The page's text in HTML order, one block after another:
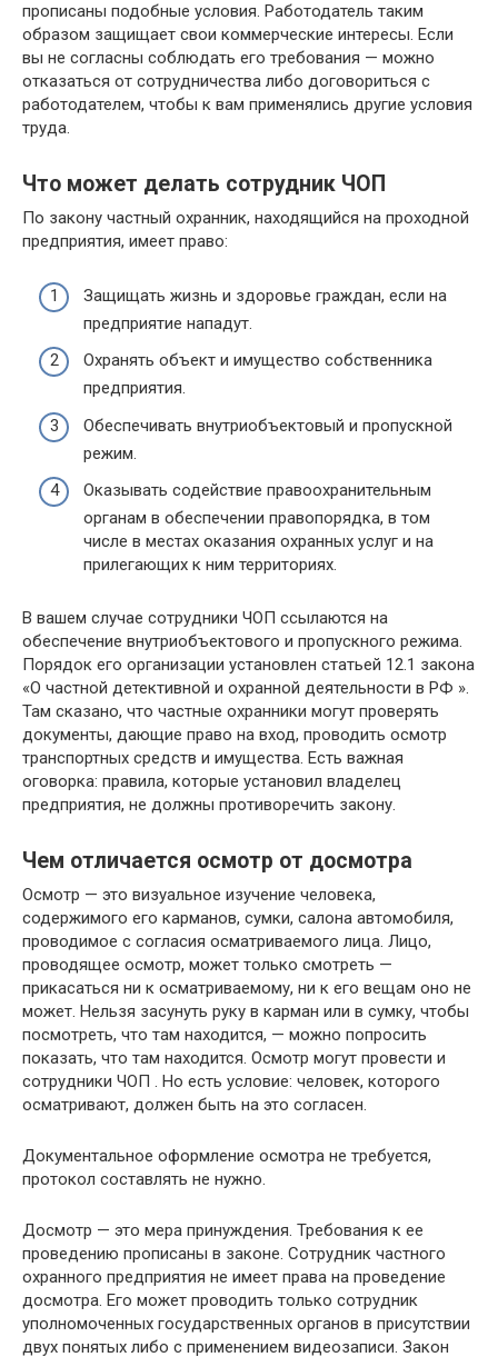
прописаны подобные условия. Работодатель таким
образом защищает свои коммерческие интересы. Если
вы не согласны соблюдать его требования — можно
отказаться от сотрудничества либо договориться с
работодателем, чтобы к вам применялись другие условия
труда.
Что может делать сотрудник ЧОП
По закону частный охранник, находящийся на проходной
предприятия, имеет право:
Защищать жизнь и здоровье граждан, если на
предприятие нападут.
Охранять объект и имущество собственника
предприятия.
Обеспечивать внутриобъектовый и пропускной
режим.
Оказывать содействие правоохранительным
органам в обеспечении правопорядка, в том
числе в местах оказания охранных услуг и на
прилегающих к ним территориях.
В вашем случае сотрудники ЧОП ссылаются на
обеспечение внутриобъектового и пропускного режима.
Порядок его организации установлен статьей 12.1 закона
«О частной детективной и охранной деятельности в РФ ».
Там сказано, что частные охранники могут проверять
документы, дающие право на вход, проводить осмотр
транспортных средств и имущества. Есть важная
оговорка: правила, которые установил владелец
предприятия, не должны противоречить закону.
Чем отличается осмотр от досмотра
Осмотр — это визуальное изучение человека,
содержимого его карманов, сумки, салона автомобиля,
проводимое с согласия осматриваемого лица. Лицо,
проводящее осмотр, может только смотреть —
прикасаться ни к осматриваемому, ни к его вещам оно не
может. Нельзя засунуть руку в карман или в сумку, чтобы
посмотреть, что там находится, — можно попросить
показать, что там находится. Осмотр могут провести и
сотрудники ЧОП . Но есть условие: человек, которого
осматривают, должен быть на это согласен.
Документальное оформление осмотра не требуется,
протокол составлять не нужно.
Досмотр — это мера принуждения. Требования к ее
проведению прописаны в законе. Сотрудник частного
охранного предприятия не имеет права на проведение
досмотра. Его может проводить только сотрудник
уполномоченных государственных органов в присутствии
двух понятых либо с применением видеозаписи. Закон